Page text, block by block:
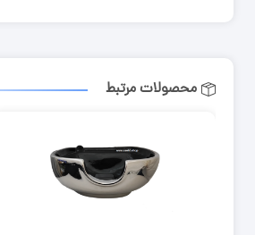
محصولات مرتبط